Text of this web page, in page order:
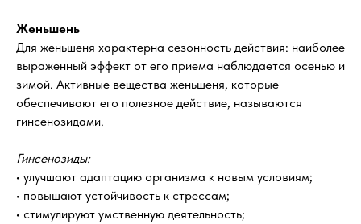
Женьшень
Для женьшеня характерна сезонность действия: наиболее
выраженный эффект от его приема наблюдается осенью и
зимой. Активные вещества женьшеня, которые
обеспечивают его полезное действие, называются
гинсенозидами.
Гинсенозиды:
• улучшают адаптацию организма к новым условиям;
• повышают устойчивость к стрессам;
• стимулируют умственную деятельность;